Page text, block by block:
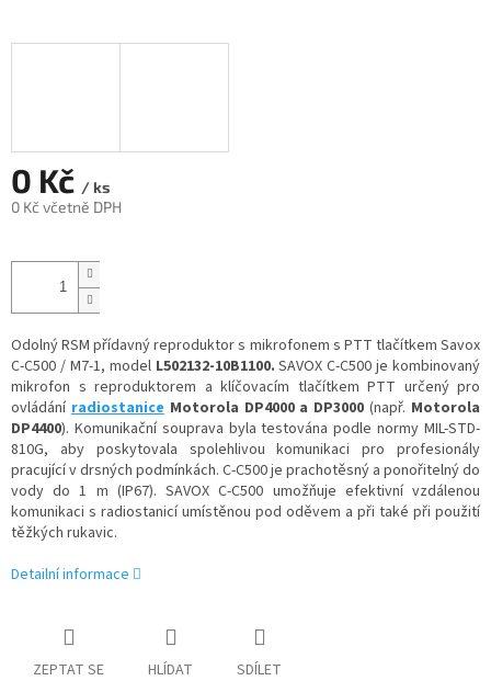
0 Kč / ks
0 Kč včetně DPH
cena:
Odolný RSM přídavný reproduktor s mikrofonem s PTT tlačítkem Savox
C-C500 / M7-1, model L502132-10B1100. SAVOX C-C500 je kombinovaný
mikrofon s reproduktorem a klíčovacím tlačítkem PTT určený pro
ovládáníradiostaniceMotorola DP4000 a DP3000 (např. Motorola
DP4400). Komunikační souprava byla testována podle normy MIL-STD-
810G, aby poskytovala spolehlivou komunikaci pro profesionály
pracující v drsných podmínkách. C-C500 je prachotěsný a ponořitelný do
vody do 1 m (IP67). SAVOX C-C500 umožňuje efektivní vzdálenou
komunikaci s radiostanicí umístěnou pod oděvem a při také při použití
těžkých rukavic.
Detailní informace
ZEPTAT SE HLÍDAT SDÍLET